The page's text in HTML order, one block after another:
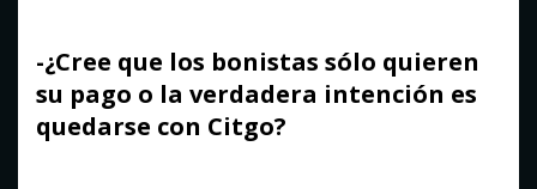
-¿Cree que los bonistas sólo quieren
su pago o la verdadera intención es
quedarse con Citgo?